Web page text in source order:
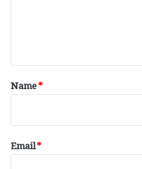
*
Name*
Email*